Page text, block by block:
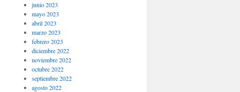
junio 2023
mayo 2023
abril 2023
marzo 2023
febrero 2023
diciembre 2022
noviembre 2022
octubre 2022
septiembre 2022
agosto 2022